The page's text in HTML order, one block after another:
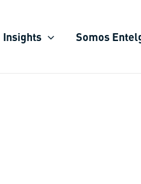
Insights Somos